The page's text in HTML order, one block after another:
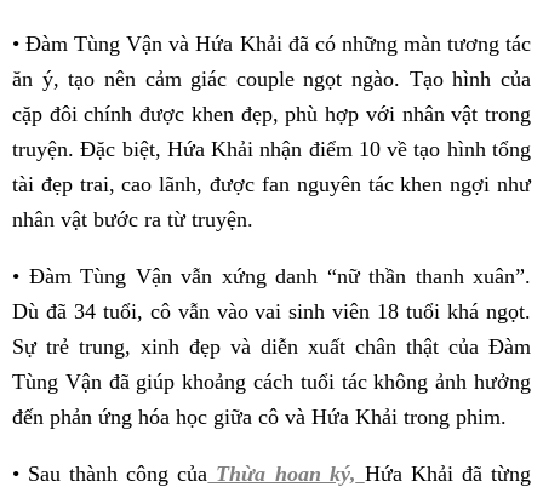
• Đàm Tùng Vận và Hứa Khải đã có những màn tương tác
ăn ý, tạo nên cảm giác couple ngọt ngào. Tạo hình của
cặp đôi chính được khen đẹp, phù hợp với nhân vật trong
truyện. Đặc biệt, Hứa Khải nhận điểm 10 về tạo hình tổng
tài đẹp trai, cao lãnh, được fan nguyên tác khen ngợi như
nhân vật bước ra từ truyện.
• Đàm Tùng Vận vẫn xứng danh “nữ thần thanh xuân”.
Dù đã 34 tuổi, cô vẫn vào vai sinh viên 18 tuổi khá ngọt.
Sự trẻ trung, xinh đẹp và diễn xuất chân thật của Đàm
Tùng Vận đã giúp khoảng cách tuổi tác không ảnh hưởng
đến phản ứng hóa học giữa cô và Hứa Khải trong phim.
• Sau thành công của Thừa hoan ký, Hứa Khải đã từng